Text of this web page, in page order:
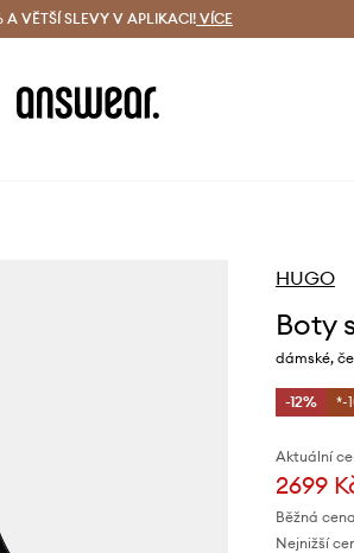
Doručení i do 24 h
A VĚTŠÍ SLEVY V APLIKACI! VÍCE
HUGO
Boty
dámské,
-12% *-
Aktuální
2699
Běžná
Nejnižší